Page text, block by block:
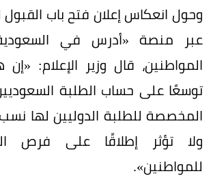
وحول انعكاس إعلان فتح باب القبول
عبر منصة «أدرس في
المواطنين، قال وزير الإعلام:
توسعًا على حساب الطلبة
المخصصة للطلبة الدوليين لها
ولا تؤثر إطلاقًا على فرص
للمواطنين».